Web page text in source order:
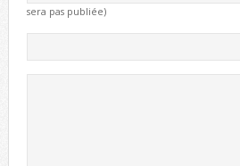
sera pas publiée)